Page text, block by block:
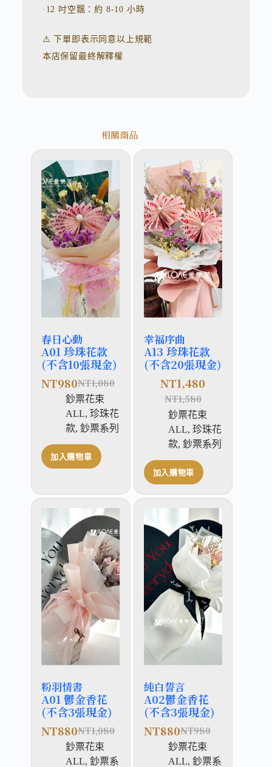
·12 吋空飄：約 8-10 小時
⚠️ 下單即表示同意以上規範
本店保留最終解釋權
相關商品
春日心動
A01 珍珠花款
(不含10張現金)
NT1,080
NT980
鈔票花束
ALL, 珍珠花
款, 鈔票系列
加入購物車
幸福序曲
A13 珍珠花款
(不含20張現金)
NT1,580
NT1,480
鈔票花束
ALL, 珍珠花
款, 鈔票系列
加入購物車
粉羽情書
A01 鬱金香花
(不含3張現金)
NT1,080
NT880
鈔票花束
ALL, 鈔票系
純白誓言
A02鬱金香花
(不含3張現金)
NT980
NT880
鈔票花束
ALL, 鈔票系